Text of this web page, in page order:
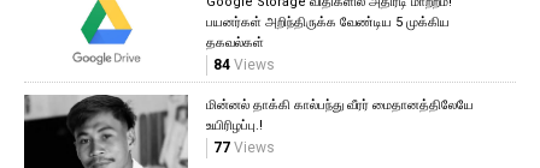
பயனர்கள் அறிந்திருக்க வேண்டிய 5 முக்கிய
தகவல்கள்
84Views
மின்னல் தாக்கி கால்பந்து வீரர் மைதானத்திலேயே
உயிரிழப்பு.!
77Views